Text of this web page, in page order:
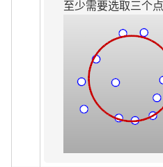
至少需要选取三个